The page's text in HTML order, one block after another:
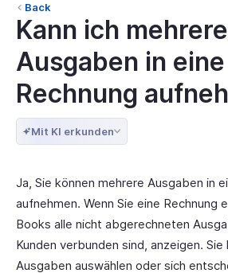
Back
Kann ich mehrere
Ausgaben in eine
Rechnung
Mit KI erkunden
Ja, Sie können mehrere Ausgaben in
aufnehmen. Wenn Sie eine Rechnung
Books alle nicht abgerechneten
Kunden verbunden sind, anzeigen. Sie
Ausgaben auswählen oder sich